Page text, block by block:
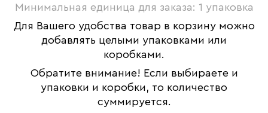
Минимальная единица для заказа: 1 упаковка
Для Вашего удобства товар в корзину можно
добавлять целыми упаковками или
коробками.
Обратите внимание! Если выбираете и
упаковки и коробки, то количество
суммируется.